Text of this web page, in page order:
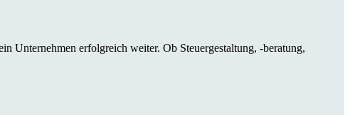
Unternehmen erfolgreich weiter. Ob Steuergestaltung, -beratung,